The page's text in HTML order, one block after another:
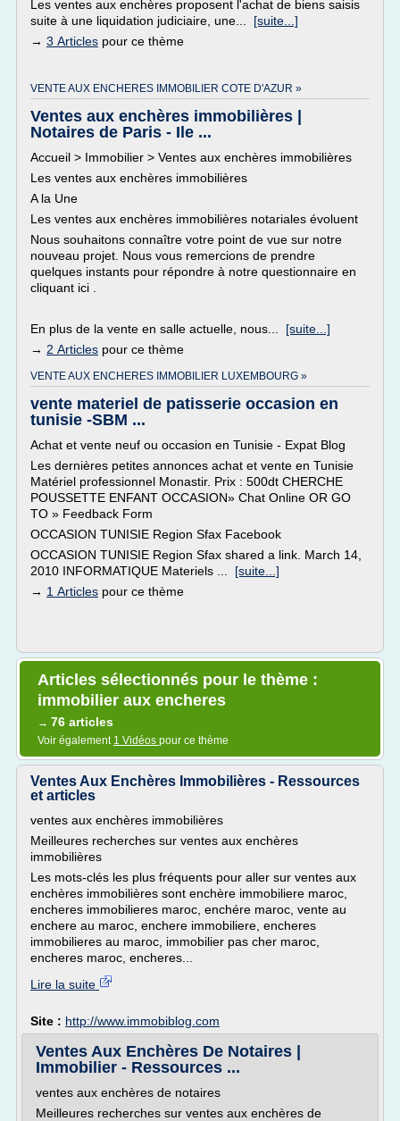
Les ventes aux enchères proposent l'achat de biens saisis
suite à une liquidation judiciaire, une... [suite...]
→ 3 Articles pour ce thème
VENTE AUX ENCHERES IMMOBILIER COTE D'AZUR »
Ventes aux enchères immobilières |
Notaires de Paris - Ile ...
Accueil > Immobilier > Ventes aux enchères immobilières
Les ventes aux enchères immobilières
A la Une
Les ventes aux enchères immobilières notariales évoluent
Nous souhaitons connaître votre point de vue sur notre
nouveau projet. Nous vous remercions de prendre
quelques instants pour répondre à notre questionnaire en
cliquant ici .
En plus de la vente en salle actuelle, nous... [suite...]
→ 2 Articles pour ce thème
VENTE AUX ENCHERES IMMOBILIER LUXEMBOURG »
vente materiel de patisserie occasion en
tunisie -SBM ...
Achat et vente neuf ou occasion en Tunisie - Expat Blog
Les dernières petites annonces achat et vente en Tunisie
Matériel professionnel Monastir. Prix : 500dt CHERCHE
POUSSETTE ENFANT OCCASION» Chat Online OR GO
TO » Feedback Form
OCCASION TUNISIE Region Sfax Facebook
OCCASION TUNISIE Region Sfax shared a link. March 14,
2010 INFORMATIQUE Materiels ... [suite...]
→ 1 Articles pour ce thème
Articles sélectionnés pour le thème :
immobilier aux encheres
→ 76 articles
Voir également 1 Vidéos pour ce thème
Ventes Aux Enchères Immobilières - Ressources
et articles
ventes aux enchères immobilières
Meilleures recherches sur ventes aux enchères
immobilières
Les mots-clés les plus fréquents pour aller sur ventes aux
enchères immobilières sont enchère immobiliere maroc,
encheres immobilieres maroc, enchére maroc, vente au
enchere au maroc, enchere immobiliere, encheres
immobilieres au maroc, immobilier pas cher maroc,
encheres maroc, encheres...
Lire la suite
Site : http://www.immobiblog.com
Ventes Aux Enchères De Notaires |
Immobilier - Ressources ...
ventes aux enchères de notaires
Meilleures recherches sur ventes aux enchères de